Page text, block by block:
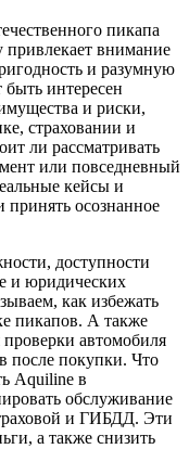
пикапа
привлекает внимание
и разумную
интересен
и риски,
страховании и
ли рассматривать
или повседневный
кейсы и
принять осознанное
доступности
и юридических
как избежать
пикапов. А также
автомобиля
после покупки. Что
Aquiline в
обслуживание
и ГИБДД. Эти
а также снизить